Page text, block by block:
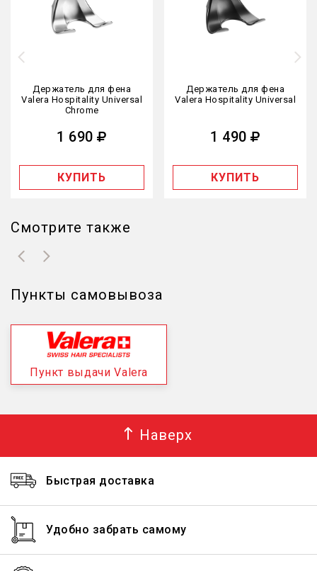
Держатель для фена
Valera Hospitality Universal
Chrome
1 690
КУПИТЬ
Держатель для фена
Valera Hospitality Universal
1 490
КУПИТЬ
Смотрите также
Пункты самовывоза
Пункт выдачи Valera
Наверх
Быстрая доставка
Удобно забрать самому